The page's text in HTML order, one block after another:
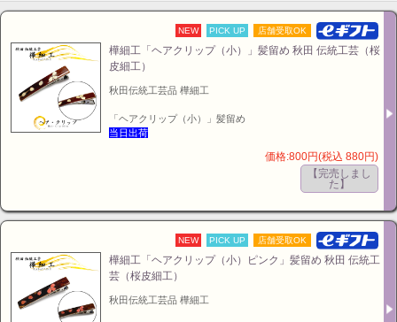
NEW PICK UP 店舗受取OK
樺細工「ヘアクリップ（小）」髪留め 秋田 伝統工芸（桜
皮細工）
秋田伝統工芸品 樺細工
「ヘアクリップ（小）」髪留め
当日出荷
価格:800円(税込 880円)
【完売しまし
た】
NEW PICK UP 店舗受取OK
樺細工「ヘアクリップ（小）ピンク」髪留め 秋田 伝統工
芸（桜皮細工）
秋田伝統工芸品 樺細工